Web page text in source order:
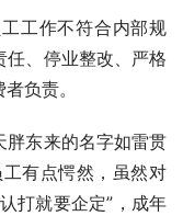
工作不符合内部规
任、停业整改、严格
负责。
胖东来的名字如雷贯
有点愕然，虽然对
打就要企定”，成年